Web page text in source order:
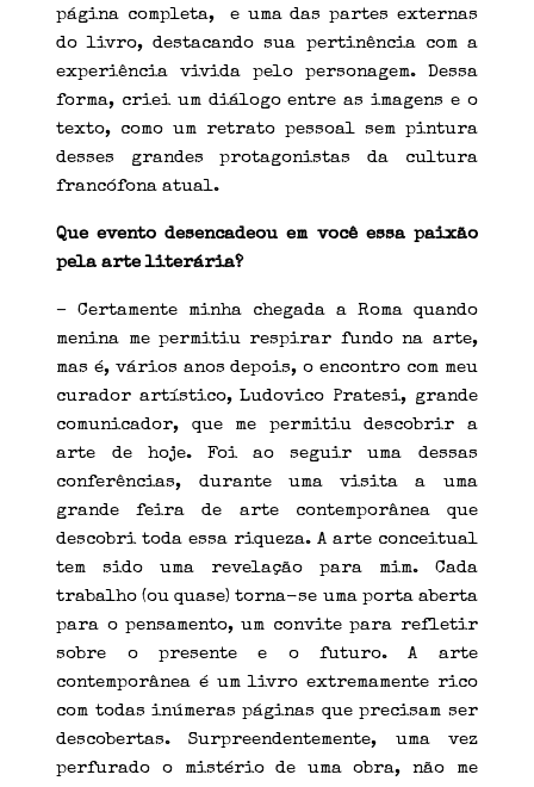
página completa, e uma das partes externas
do livro, destacando sua pertinência com a
experiência vivida pelo personagem. Dessa
forma, criei um diálogo entre as imagens e o
texto, como um retrato pessoal sem pintura
desses grandes protagonistas da cultura
francófona atual.
Que evento desencadeou em você essa paixão
pela arte literária?
– Certamente minha chegada a Roma quando
menina me permitiu respirar fundo na arte,
mas é, vários anos depois, o encontro com meu
curador artístico, Ludovico Pratesi, grande
comunicador, que me permitiu descobrir a
arte de hoje. Foi ao seguir uma dessas
conferências, durante uma visita a uma
grande feira de arte contemporânea que
descobri toda essa riqueza. A arte conceitual
tem sido uma revelação para mim. Cada
trabalho (ou quase) torna-se uma porta aberta
para o pensamento, um convite para refletir
sobre o presente e o futuro. A arte
contemporânea é um livro extremamente rico
com todas inúmeras páginas que precisam ser
descobertas. Surpreendentemente, uma vez
perfurado o mistério de uma obra, não me